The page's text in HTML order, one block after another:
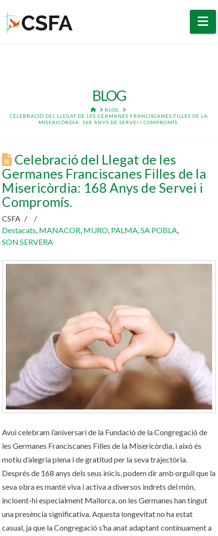
BLOG
HOME
BLOG
CELEBRACIÓ DEL LLEGAT DE LES GERMANES FRANCISCANES FILLES DE LA
MISERICÒRDIA: 168 ANYS DE SERVEI I COMPROMÍS.
Celebració del Llegat de les
Germanes Franciscanes Filles de la
Misericòrdia: 168 Anys de Servei i
Compromís.
CSFA
Destacats, MANACOR, MURO, PALMA,SA POBLA,
SON SERVERA
Avui celebram l’aniversari de la Fundació de la Congregació de
les Germanes Franciscanes Filles de la Misericòrdia, i això és
motiu d’alegria plena i de gratitud per la seva trajectòria.
Després de 168 anys dels seus inicis, podem dir amb orgull que la
seva obra es manté viva i activa a diversos indrets del món,
incloent-hi especialment Mallorca, on les Germanes han tingut
una presència significativa. Aquesta longevitat no ha estat
casual, ja que la Congregació s’ha anat adaptant contínuament a